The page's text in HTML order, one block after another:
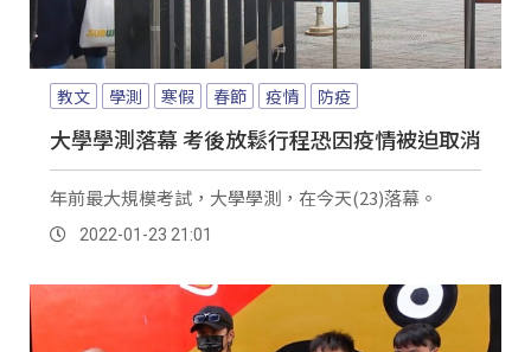
教文 學測 寒假 春節 疫情 防疫
大學學測落幕 考後放鬆行程恐因疫情被迫取消
年前最大規模考試，大學學測，在今天(23)落幕。
2022-01-23 21:01